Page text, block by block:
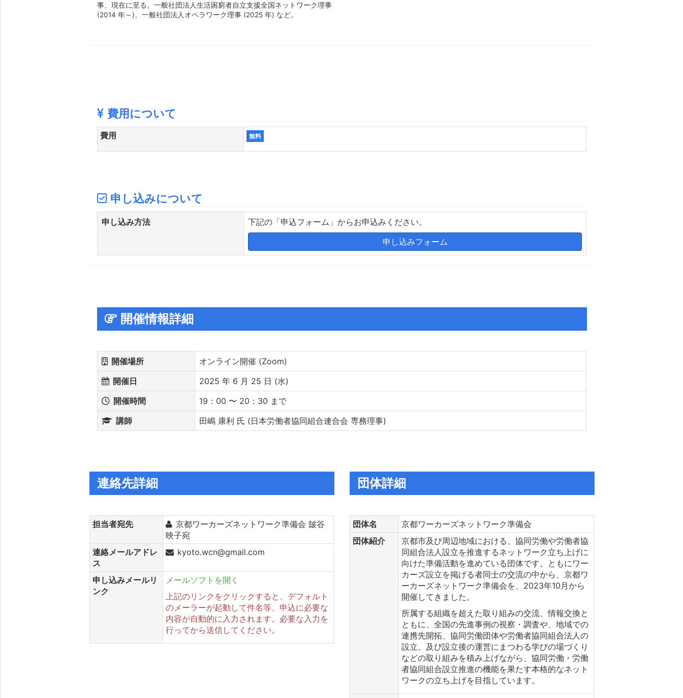
事、現在に至る。一般社団法人生活困窮者自立支援全国ネットワーク理事
(2014 年～)、一般社団法人オペラワーク理事 (2025 年) など。
費用について
費用 無料
申し込みについて
申し込み方法
下記の「申込フォーム」からお申込みください。
申し込みフォーム
開催情報詳細
開催場所
オンライン開催 (Zoom)
開催日
2025 年 6 月 25 日 (水)
開催時間
19：00 〜 20：30 まで
講師
田嶋 康利 氏 (日本労働者協同組合連合会 専務理事)
連絡先詳細
担当者宛先
京都ワーカーズネットワーク準備会 皷谷
映子宛
連絡メールアドレ
ス
kyoto.wcn@gmail.com
申し込みメールリ
ンク
メールソフトを開く
上記のリンクをクリックすると、デフォルト
のメーラーが起動して件名等、申込に必要な
内容が自動的に入力されます。必要な入力を
行ってから送信してください。
団体詳細
団体名
京都ワーカーズネットワーク準備会
団体紹介
京都市及び周辺地域における、協同労働や労働者協
同組合法人設立を推進するネットワーク立ち上げに
向けた準備活動を進めている団体です。ともにワー
カーズ設立を掲げる者同士の交流の中から、京都ワ
ーカーズネットワーク準備会を、2023年10月から
開催してきました。
所属する組織を超えた取り組みの交流、情報交換と
ともに、全国の先進事例の視察・調査や、地域での
連携先開拓、協同労働団体や労働者協同組合法人の
設立、及び設立後の運営にまつわる学びの場づくり
などの取り組みを積み上げながら、協同労働・労働
者協同組合設立推進の機能を果たす本格的なネット
ワークの立ち上げを目指しています。